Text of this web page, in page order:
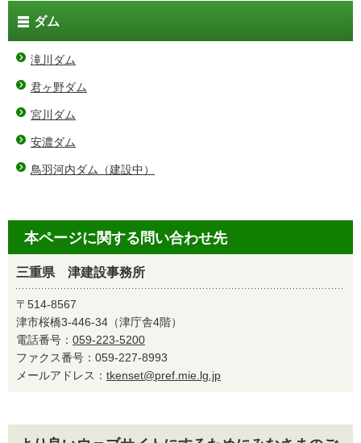
ダム
滝川ダム
君ヶ野ダム
宮川ダム
安濃ダム
鳥羽河内ダム（建設中）
本ページに関する問い合わせ先
三重県 津建設事務所
〒514-8567
津市桜橋3-446-34（津庁舎4階）
電話番号： 059-223-5200
ファクス番号：059-227-8993
メールアドレス： tkenset@pref.mie.lg.jp